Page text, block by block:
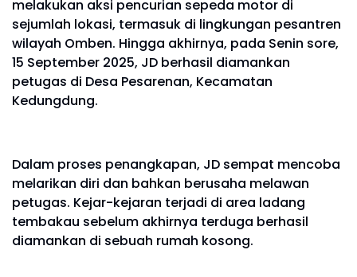
melakukan aksi pencurian sepeda motor di
sejumlah lokasi, termasuk di lingkungan pesantren
wilayah Omben. Hingga akhirnya, pada Senin sore,
15 September 2025, JD berhasil diamankan
petugas di Desa Pesarenan, Kecamatan
Kedungdung.
Dalam proses penangkapan, JD sempat mencoba
melarikan diri dan bahkan berusaha melawan
petugas. Kejar-kejaran terjadi di area ladang
tembakau sebelum akhirnya terduga berhasil
diamankan di sebuah rumah kosong.